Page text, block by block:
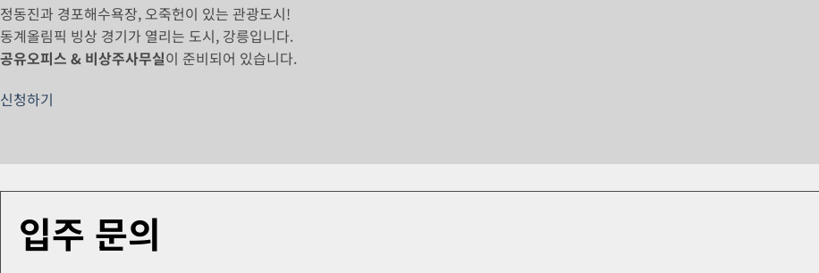
정동진과 경포해수욕장, 오죽헌이 있는 관광도시!
동계올림픽 빙상 경기가 열리는 도시, 강릉입니다.
공유오피스 & 비상주사무실이 준비되어 있습니다.
신청하기
입주 문의